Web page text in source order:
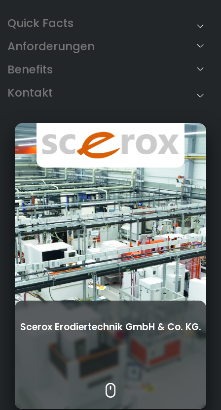
Anforderungen
Benefits
Scerox Erodiertechnik GmbH & Co. KG.